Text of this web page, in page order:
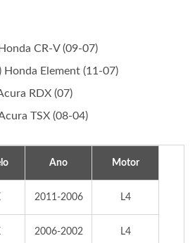
CR-V (09-07)
Honda Element (11-07)
RDX (07)
TSX (08-04)
Ano Motor
2011-2006 L4
2006-2002 L4